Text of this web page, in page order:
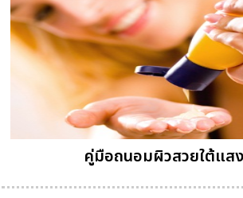
คู่มือถนอมผิวสวยใต้แส